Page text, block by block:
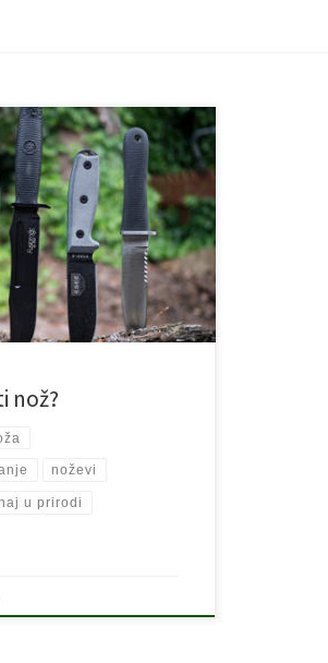
za preživljavanje što većim
čelika, sa šupljom
i velikim zupcima na drugoj
Naprotiv, baš takav nož ne
učimo da postoje
noževi sa fiksnom
[…]
nož?
noževi
u prirodi